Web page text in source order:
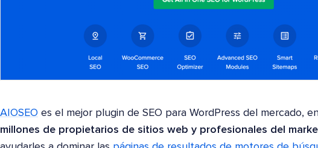
AIOSEO es el mejor plugin de SEO para WordPress del mercado,
millones de propietarios de sitios web y profesionales del